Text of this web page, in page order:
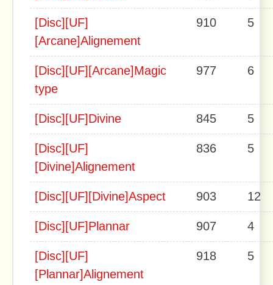
[Disc][UF]
[Arcane]Alignement
910 5
[Disc][UF][Arcane]Magic
type
977 6
[Disc][UF]Divine 845 5
[Disc][UF]
[Divine]Alignement
836 5
[Disc][UF][Divine]Aspect 903 12
[Disc][UF]Plannar 907 4
[Disc][UF]
[Plannar]Alignement
918 5